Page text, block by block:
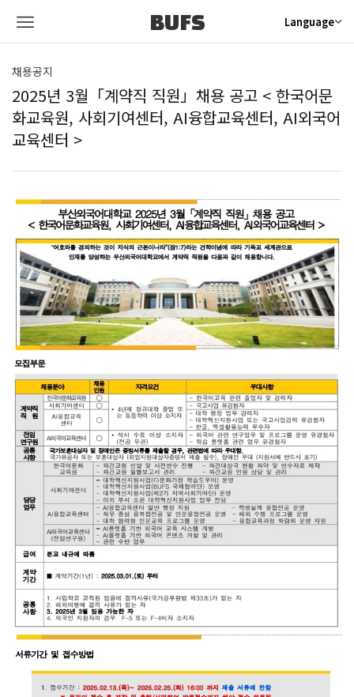
BUFS Language
채용공지
2025년 3월「계약직 직원」채용 공고 < 한국어문
화교육원, 사회기여센터, AI융합교육센터, AI외국어
교육센터 >